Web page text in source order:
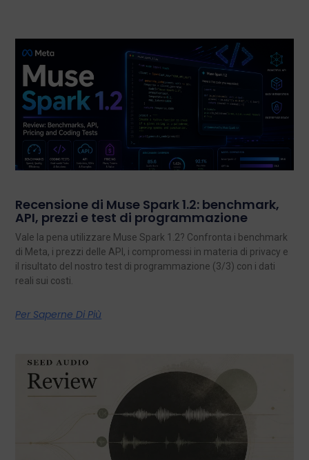
Recensione di Muse Spark 1.2: benchmark,
API, prezzi e test di programmazione
Vale la pena utilizzare Muse Spark 1.2? Confronta i benchmark
di Meta, i prezzi delle API, i compromessi in materia di privacy e
il risultato del nostro test di programmazione (3/3) con i dati
reali sui costi.
Per Saperne Di Più